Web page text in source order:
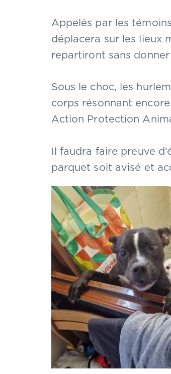
Appelés par les
déplacera sur les lieux
repartiront sans donner
Sous le choc, les
corps résonnant
Action Protection
Il faudra faire preuve
parquet soit avisé et